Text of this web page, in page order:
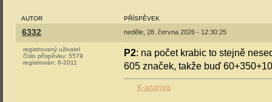
AUTOR PŘÍSPĚVEK
6332 neděle, 28. června 2026 - 12:30:25
registrovaný uživatel
číslo příspěvku: 5579
registrován: 6-2011
P2: na počet krabic to stejně
605 značek, takže buď
K-analýza